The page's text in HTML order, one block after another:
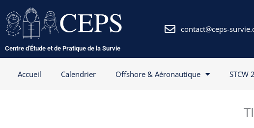
au
contenu
Centre d'Étude et de Pratique de la Survie
contact@ceps-
Accueil Calendrier Offshore & Aéronautique STCW